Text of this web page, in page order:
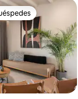
entre huéspedes